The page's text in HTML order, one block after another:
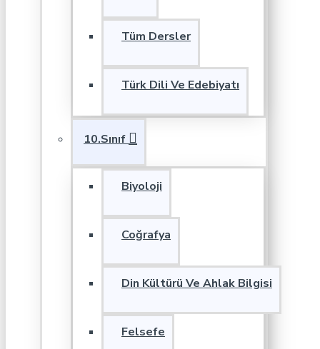
Tüm Dersler
Türk Dili Ve Edebiyatı
10.Sınıf
Biyoloji
Coğrafya
Din Kültürü Ve Ahlak Bilgisi
Felsefe